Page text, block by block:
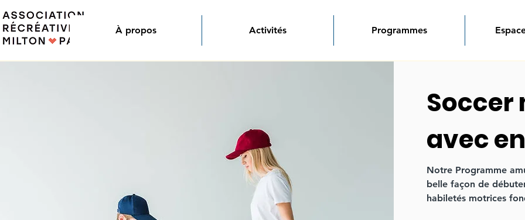
À propos Activités Programmes
Soccer
avec
Notre Programme
belle façon de
habiletés motrices